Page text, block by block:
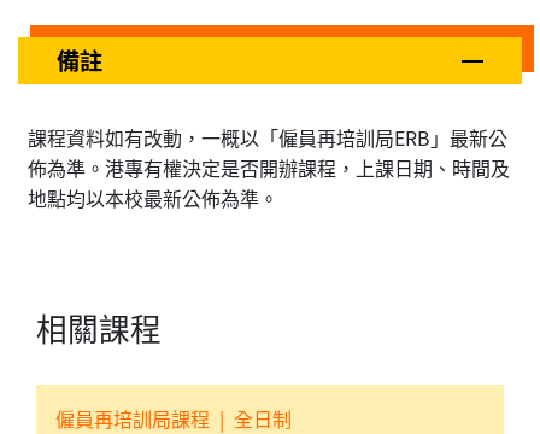
備註
課程資料如有改動，一概以「僱員再培訓局ERB」最新公
佈為準。港專有權決定是否開辦課程，上課日期、時間及
地點均以本校最新公佈為準。
相關課程
僱員再培訓局課程 | 全日制